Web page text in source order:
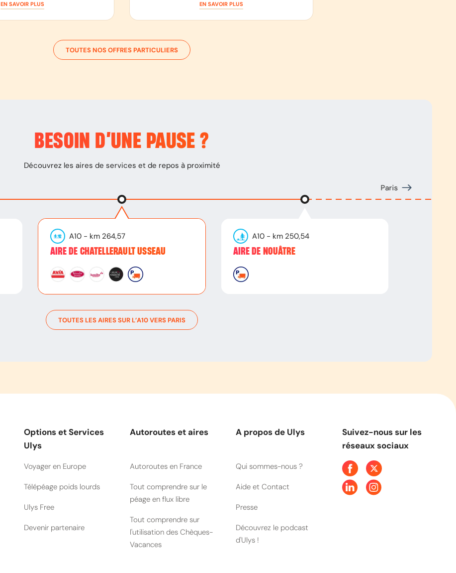
EN SAVOIR PLUS EN SAVOIR PLUS
TOUTES NOS OFFRES PARTICULIERS
BESOIN D’UNE PAUSE ?
Découvrez les aires de services et de repos à proximité
Paris
A10 - km 264,57
AIRE DE CHATELLERAULT USSEAU
A10 - km 250,54
AIRE DE NOUÂTRE
TOUTES LES AIRES SUR L’A10VERS PARIS
Options et Services
Ulys
Voyager en Europe
Télépéage poids lourds
Ulys Free
Devenir partenaire
Autoroutes et aires
Autoroutes en France
Tout comprendre sur le
péage en flux libre
Tout comprendre sur
l'utilisation des Chèques-
Vacances
A propos de Ulys
Qui sommes-nous ?
Aide et Contact
Presse
Découvrez le podcast
d'Ulys !
Suivez-nous sur les
réseaux sociaux